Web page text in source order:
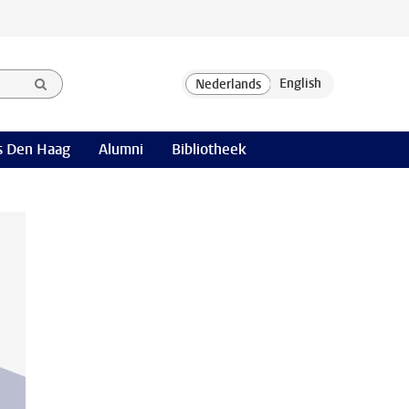
Den Haag Alumni Bibliotheek